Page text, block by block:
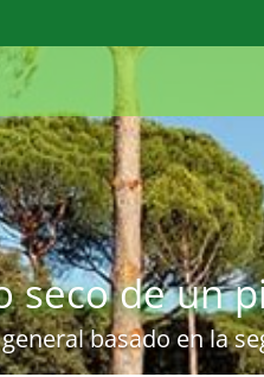
seco de un
basado en la